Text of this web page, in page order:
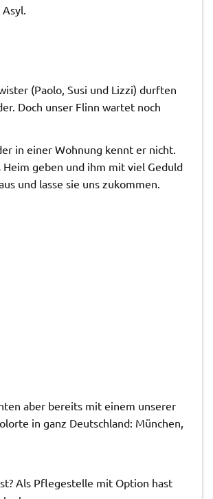
(Paolo, Susi und Lizzi) durften
Doch unser Flinn wartet noch
in einer Wohnung kennt er nicht.
geben und ihm mit viel Geduld
und lasse sie uns zukommen.
aber bereits mit einem unserer
in ganz Deutschland: München,
Als Pflegestelle mit Option hast